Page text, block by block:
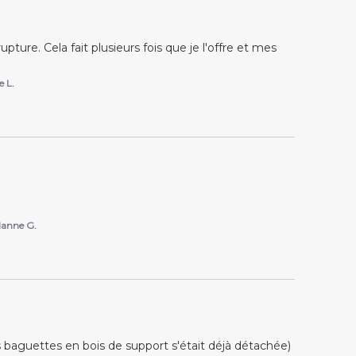
Cela fait plusieurs fois que je l'offre et mes
L.
G.
en bois de support s'était déjà détachée)